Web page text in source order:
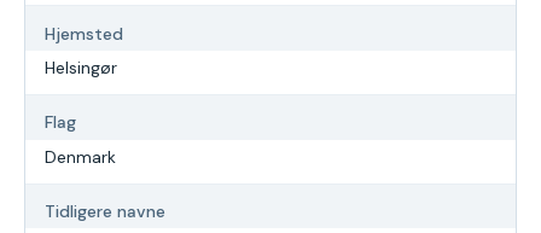
Hjemsted
Helsingør
Flag
Denmark
Tidligere navne